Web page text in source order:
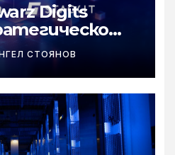
Digits
за
на
в цяла
СТОЯНОВ